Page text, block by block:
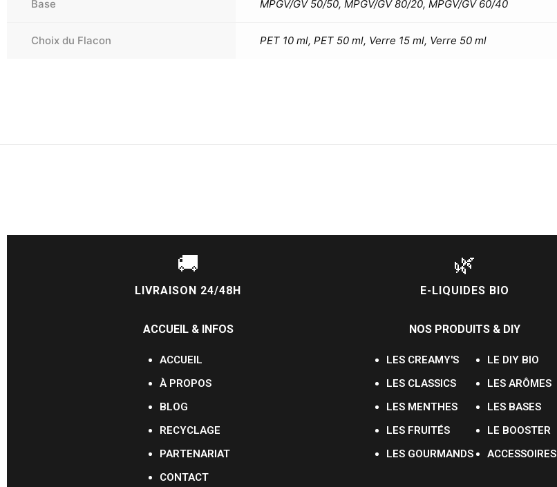
Base MPGV/GV 50/50, MPGV/GV 80/20, MPGV/GV 60/40
Choix du Flacon PET 10 ml, PET 50 ml, Verre 15 ml, Verre 50 ml
🚚
LIVRAISON 24/48H
🌿
E-LIQUIDES BIO
ACCUEIL & INFOS
ACCUEIL
À PROPOS
BLOG
RECYCLAGE
PARTENARIAT
CONTACT
NOS PRODUITS & DIY
LES CREAMY'S
LES CLASSICS
LES MENTHES
LES FRUITÉS
LES GOURMANDS
LE DIY BIO
LES ARÔMES
LES BASES
LE BOOSTER
ACCESSOIRES